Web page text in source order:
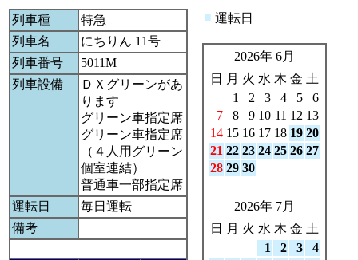
列車種
特急
列車名
にちりん 11号
列車番号
5011M
列車設備
ＤＸグリーンがあ
ります
グリーン車指定席
グリーン車指定席
（４人用グリーン
個室連結）
普通車一部指定席
運転日
毎日運転
備考
■ 運転日
2026年 6月
日
月 火 水 木 金 土
1
2 3 4 5
6
7
8 9 10 11 12 13
14 15 16 17 18 19 20
21 22 23 24 25 26 27
28 29 30
2026年 7月
日
月 火 水 木 金 土
1
2 3
4